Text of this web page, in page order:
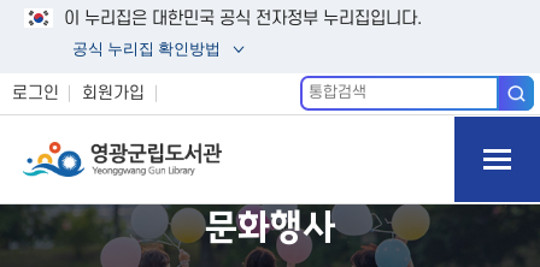
이 누리집은 대한민국 공식 전자정부 누리집입니다.
공식 누리집 확인방법
로그인 회원가입
통
합
메뉴 버
문화행사